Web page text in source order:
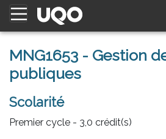
MNG1653 - Gestion
publiques
Scolarité
Premier cycle - 3,0 crédit(s)